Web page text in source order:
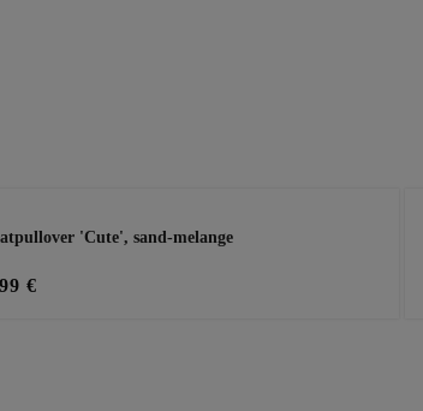
'Cute', sand-melange
€